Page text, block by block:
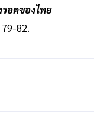
อดของไทย
82.